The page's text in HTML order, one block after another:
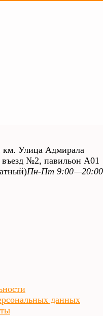
км. Улица Адмирала
№2, павильон А01
Пн-Пт
данных